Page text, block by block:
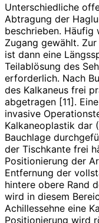
Unterschiedliche
Abtragung der
beschrieben. Häufig
Zugang gewählt.
ist dann eine
Teilablösung des
erforderlich. Nach
des Kalkaneus frei
abgetragen [11].
invasive
Kalkaneoplastik dar
Bauchlage
der Tischkante frei
Positionierung der
Entfernung der
hintere obere Rand
wird in diesem
Achillessehne eine
Positionierung wird